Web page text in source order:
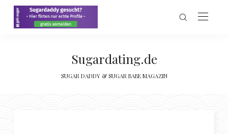
Sugardating.de
SUGAR DADDY & SUGAR BABE MAGAZIN